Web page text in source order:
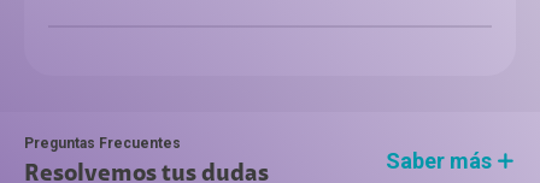
Preguntas Frecuentes
Resolvemos tus dudas
Saber más